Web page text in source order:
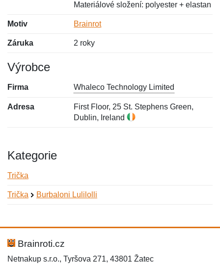
Materiálové složení: polyester + elastan
Motiv Brainrot
Záruka 2 roky
Výrobce
Firma Whaleco Technology Limited
Adresa
First Floor, 25 St. Stephens Green,
Dublin, Ireland
Kategorie
Trička
Trička Burbaloni Lulilolli
Hodnocení:
Jméno:
Brainroti.cz
Netnakup s.r.o., Tyršova 271, 43801 Žatec